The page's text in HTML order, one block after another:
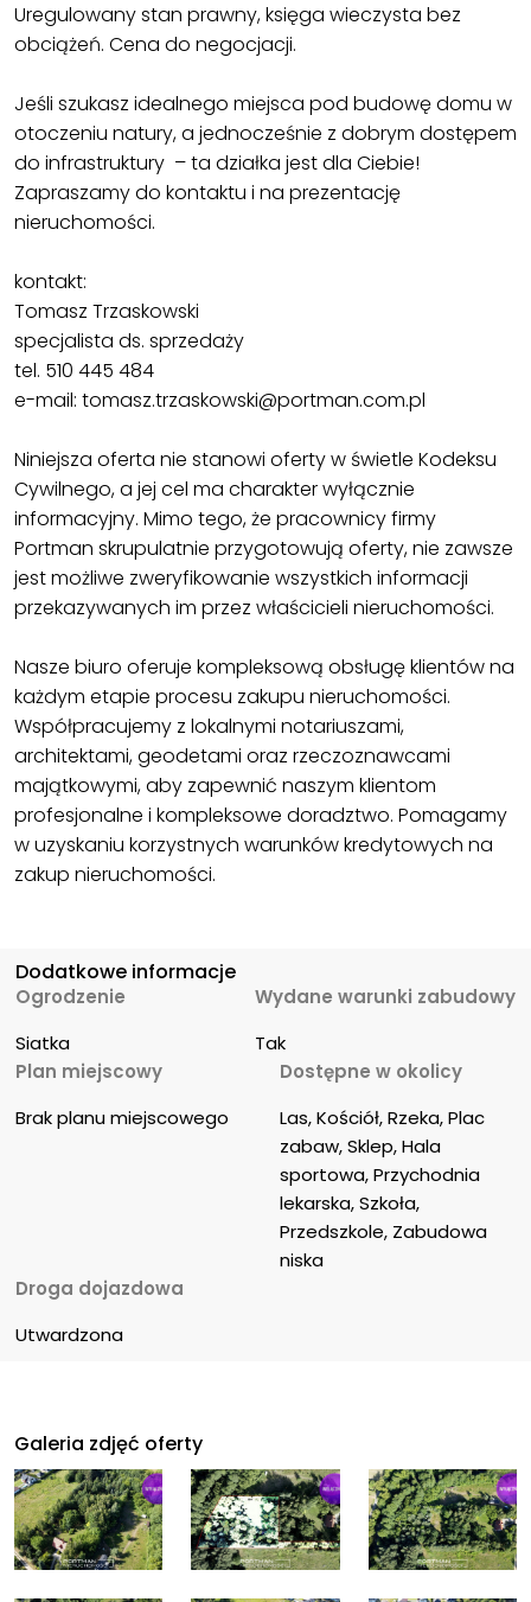
Uregulowany stan prawny, księga wieczysta bez
obciążeń. Cena do negocjacji.
Jeśli szukasz idealnego miejsca pod budowę domu w
otoczeniu natury, a jednocześnie z dobrym dostępem
do infrastruktury – ta działka jest dla Ciebie!
Zapraszamy do kontaktu i na prezentację
nieruchomości.
kontakt:
Tomasz Trzaskowski
specjalista ds. sprzedaży
tel. 510 445 484
e-mail: tomasz.trzaskowski@portman.com.pl
Niniejsza oferta nie stanowi oferty w świetle Kodeksu
Cywilnego, a jej cel ma charakter wyłącznie
informacyjny. Mimo tego, że pracownicy firmy
Portman skrupulatnie przygotowują oferty, nie zawsze
jest możliwe zweryfikowanie wszystkich informacji
przekazywanych im przez właścicieli nieruchomości.
Nasze biuro oferuje kompleksową obsługę klientów na
każdym etapie procesu zakupu nieruchomości.
Współpracujemy z lokalnymi notariuszami,
architektami, geodetami oraz rzeczoznawcami
majątkowymi, aby zapewnić naszym klientom
profesjonalne i kompleksowe doradztwo. Pomagamy
w uzyskaniu korzystnych warunków kredytowych na
zakup nieruchomości.
Dodatkowe informacje
Ogrodzenie
Siatka
Wydane warunki zabudowy
Tak
Plan miejscowy
Brak planu miejscowego
Dostępne w okolicy
Las, Kościół, Rzeka, Plac
zabaw, Sklep, Hala
sportowa, Przychodnia
lekarska, Szkoła,
Przedszkole, Zabudowa
niska
Droga dojazdowa
Utwardzona
Galeria zdjęć oferty